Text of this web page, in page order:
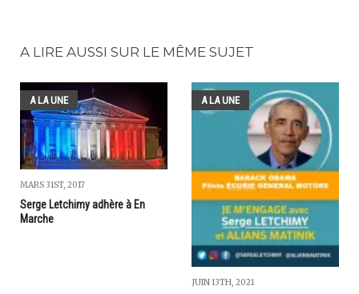
A LIRE AUSSI SUR LE MÊME SUJET
A LA UNE
MARS 31ST, 2017
Serge Letchimy adhère à En
Marche
A LA UNE
JUIN 13TH, 2021